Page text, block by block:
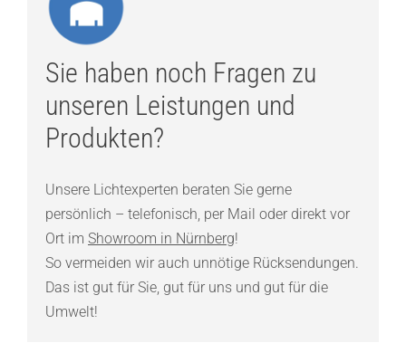
Sie haben noch Fragen zu
unseren Leistungen und
Produkten?
Unsere Lichtexperten beraten Sie gerne
persönlich – telefonisch, per Mail oder direkt vor
Ort im Showroom in Nürnberg!
So vermeiden wir auch unnötige Rücksendungen.
Das ist gut für Sie, gut für uns und gut für die
Umwelt!